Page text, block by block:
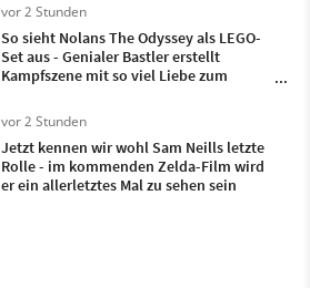
vor 2 Stunden
So sieht Nolans The Odyssey als LEGO-
Set aus - Genialer Bastler erstellt
Kampfszene mit so viel Liebe zum
verbeugen können
vor 2 Stunden
Jetzt kennen wir wohl Sam Neills letzte
Rolle - im kommenden Zelda-Film wird
er ein allerletztes Mal zu sehen sein